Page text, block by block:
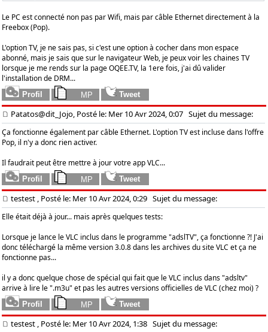
Le PC est connecté non pas par Wifi, mais par câble Ethernet directement à la
Freebox (Pop).
L'option TV, je ne sais pas, si c'est une option à cocher dans mon espace
abonné, mais je sais que sur le navigateur Web, je peux voir les chaines TV
lorsque je me rends sur la page OQEE.TV, la 1ere fois, j'ai dû valider
l'installation de DRM...
Patatos@dit_Jojo, Posté le: Mer 10 Avr 2024, 0:07 Sujet du message:
Ça fonctionne également par câble Ethernet. L'option TV est incluse dans l'offre
Pop, il n'y a donc rien activer.
Il faudrait peut être mettre à jour votre app VLC...
testest , Posté le: Mer 10 Avr 2024, 0:29 Sujet du message:
Elle était déjà à jour... mais après quelques tests:
Lorsque je lance le VLC inclus dans le programme "adslTV", ça fonctionne ?! J'ai
donc téléchargé la même version 3.0.8 dans les archives du site VLC et ça ne
fonctionne pas...
il y a donc quelque chose de spécial qui fait que le VLC inclus dans "adsltv"
arrive à lire le ".m3u" et pas les autres versions officielles de VLC (chez moi) ?
testest , Posté le: Mer 10 Avr 2024, 1:38 Sujet du message: